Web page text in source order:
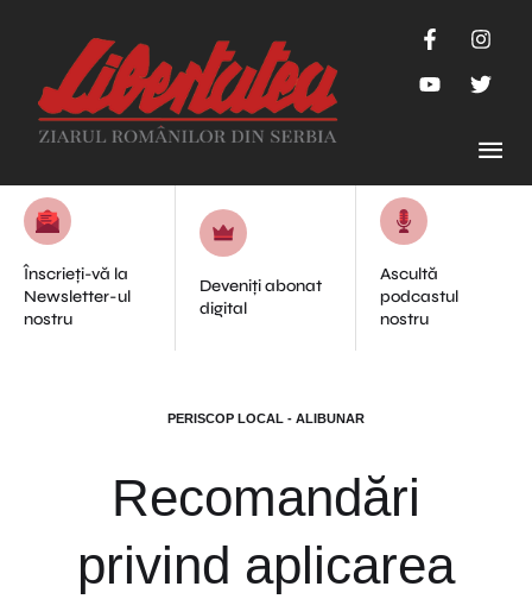
Înscrieți-vă la
Newsletter-ul
nostru
Deveniți abonat
digital
Ascultă
podcastul
nostru
PERISCOP LOCAL - ALIBUNAR
Recomandări
privind aplicarea